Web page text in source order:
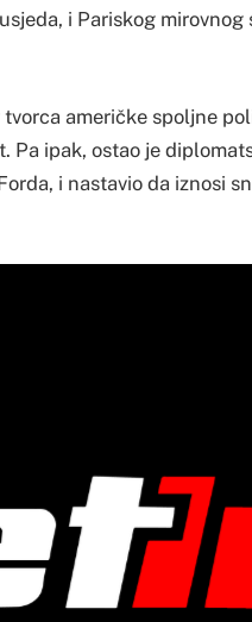
i Pariskog mirovnog
američke spoljne
Pa ipak, ostao je
i nastavio da iznosi